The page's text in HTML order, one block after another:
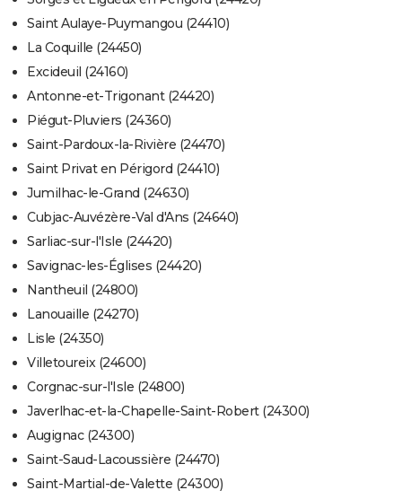
Saint Aulaye-Puymangou (24410)
La Coquille (24450)
Excideuil (24160)
Antonne-et-Trigonant (24420)
Piégut-Pluviers (24360)
Saint-Pardoux-la-Rivière (24470)
Saint Privat en Périgord (24410)
Jumilhac-le-Grand (24630)
Cubjac-Auvézère-Val d'Ans (24640)
Sarliac-sur-l'Isle (24420)
Savignac-les-Églises (24420)
Nantheuil (24800)
Lanouaille (24270)
Lisle (24350)
Villetoureix (24600)
Corgnac-sur-l'Isle (24800)
Javerlhac-et-la-Chapelle-Saint-Robert (24300)
Augignac (24300)
Saint-Saud-Lacoussière (24470)
Saint-Martial-de-Valette (24300)